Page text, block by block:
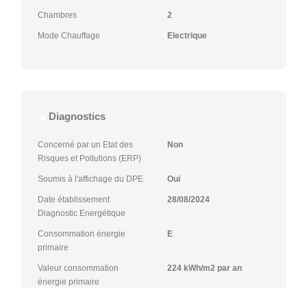
Chambres 2
Mode Chauffage Electrique
Diagnostics
Concerné par un Etat des
Risques et Pollutions (ERP)
Non
Soumis à l'affichage du DPE Oui
Date établissement
Diagnostic Energétique
28/08/2024
Consommation énergie
primaire
E
Valeur consommation
énergie primaire
224 kWh/m2 par an